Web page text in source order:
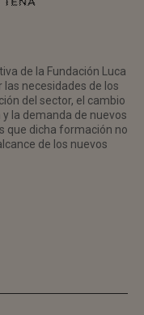
de la Fundación Luca
necesidades de los
del sector, el cambio
la demanda de nuevos
que dicha formación no
de los nuevos